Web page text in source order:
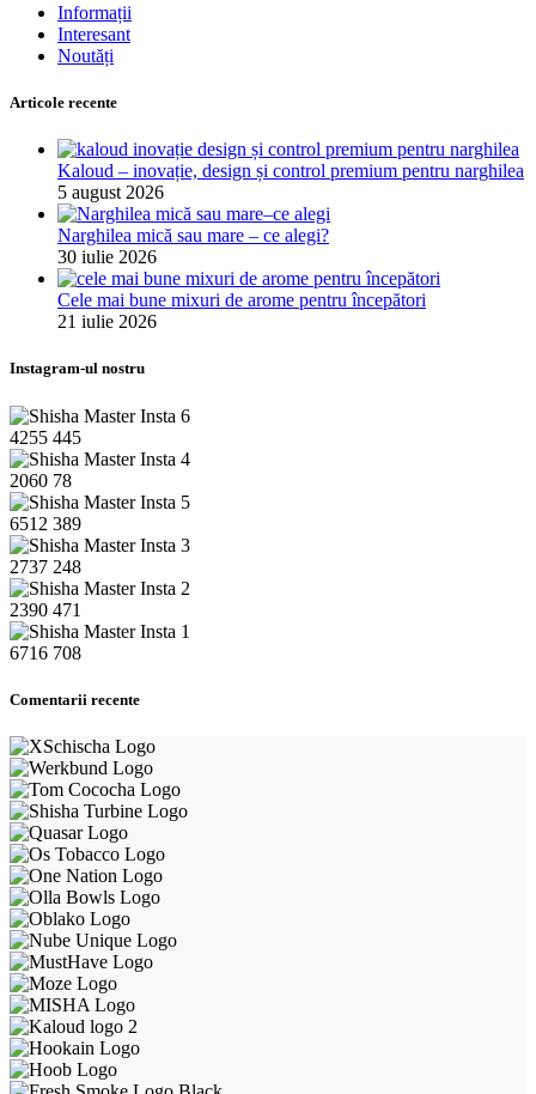
Informații
Interesant
Noutăți
Articole recente
Kaloud – inovație, design și control premium pentru narghilea
5 august 2026
Narghilea mică sau mare – ce alegi?
30 iulie 2026
Cele mai bune mixuri de arome pentru începători
21 iulie 2026
Instagram-ul nostru
4255 445
2060 78
6512 389
2737 248
2390 471
6716 708
Comentarii recente